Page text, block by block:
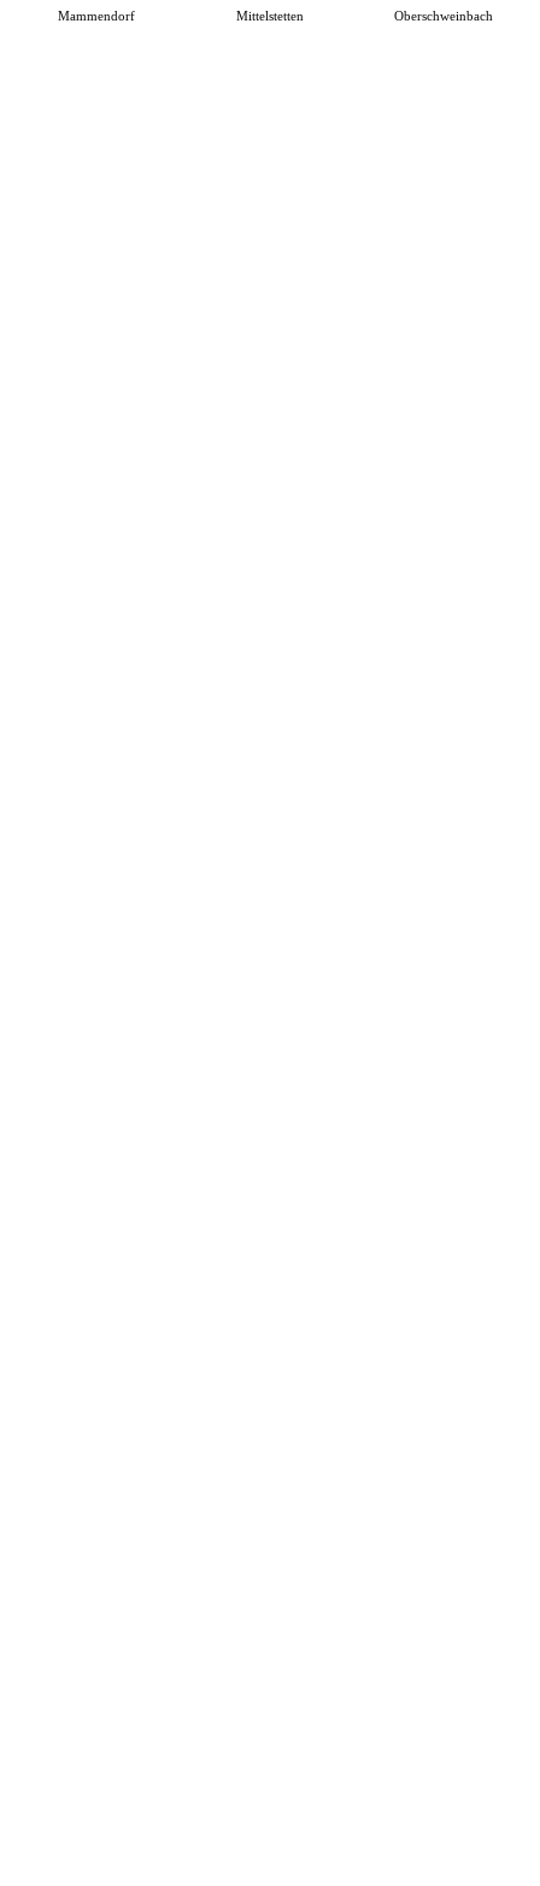
Mammendorf Mittelstetten Oberschweinbach